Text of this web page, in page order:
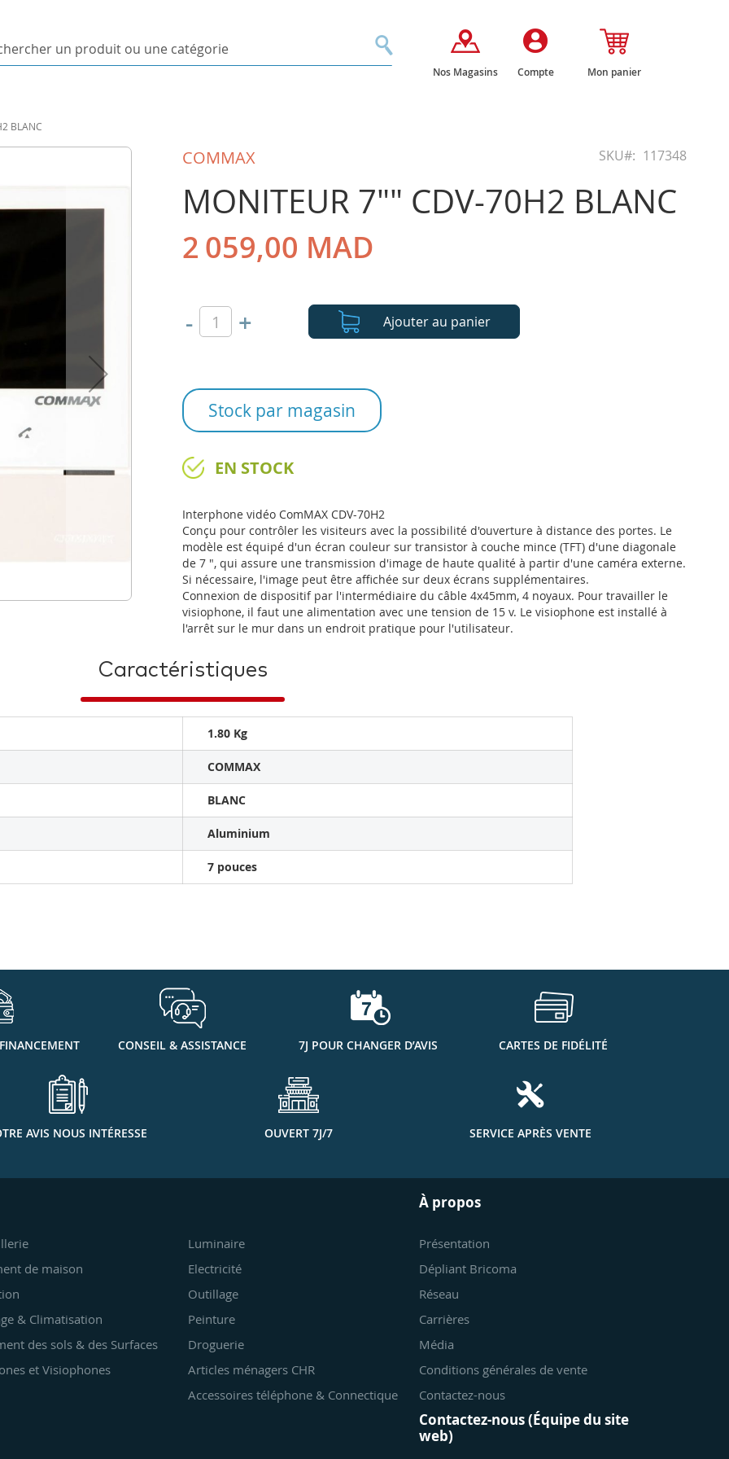
RechercherNos Magasins Compte Mon panier
BLANC
COMMAX SKU 117348
MONITEUR 7"" CDV-70H2 BLANC
2 059,00 MAD
- + Ajouter au panier
Stock par magasin
EN STOCK
Interphone vidéo ComMAX CDV-70H2
Conçu pour contrôler les visiteurs avec la possibilité d'ouverture à distance des portes. Le
modèle est équipé d'un écran couleur sur transistor à couche mince (TFT) d'une diagonale
de 7 ", qui assure une transmission d'image de haute qualité à partir d'une caméra externe.
Si nécessaire, l'image peut être affichée sur deux écrans supplémentaires.
Connexion de dispositif par l'intermédiaire du câble 4x45mm, 4 noyaux. Pour travailler le
visiophone, il faut une alimentation avec une tension de 15 v. Le visiophone est installé à
l'arrêt sur le mur dans un endroit pratique pour l'utilisateur.
Caractéristiques
1.80 Kg
COMMAX
BLANC
Aluminium
7 pouces
CONSEIL & ASSISTANCE 7J POUR CHANGER D’AVIS CARTES DE FIDÉLITÉ
AVIS NOUS INTÉRESSE OUVERT 7J/7 SERVICE APRÈS VENTE
de maison
& Climatisation
des sols & des Surfaces
et Visiophones
Luminaire
Electricité
Outillage
Peinture
Droguerie
Articles ménagers CHR
Accessoires téléphone & Connectique
À propos
Présentation
Dépliant Bricoma
Réseau
Carrières
Média
Conditions générales de vente
Contactez-nous
Contactez-nous (Équipe du site
web)